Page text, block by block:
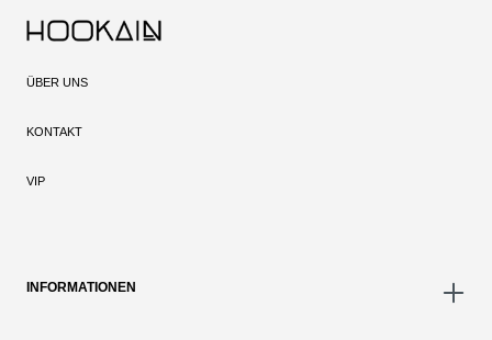
ÜBER UNS
KONTAKT
VIP
INFORMATIONEN